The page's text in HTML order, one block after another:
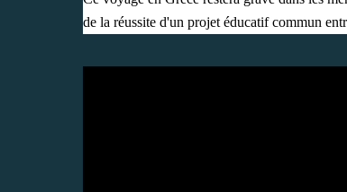
de la réussite d'un projet éducatif commun